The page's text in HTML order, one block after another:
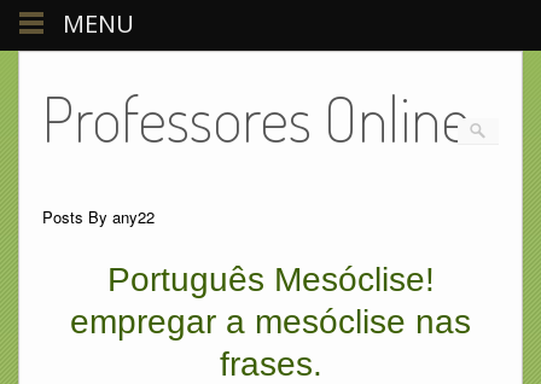
Professores Online
Posts By any22
Português Mesóclise!
empregar a mesóclise nas
frases.
MENU